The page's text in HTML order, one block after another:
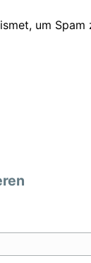
um Spam